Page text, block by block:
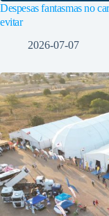
Despesas fantasmas no
evitar
2026-07-07